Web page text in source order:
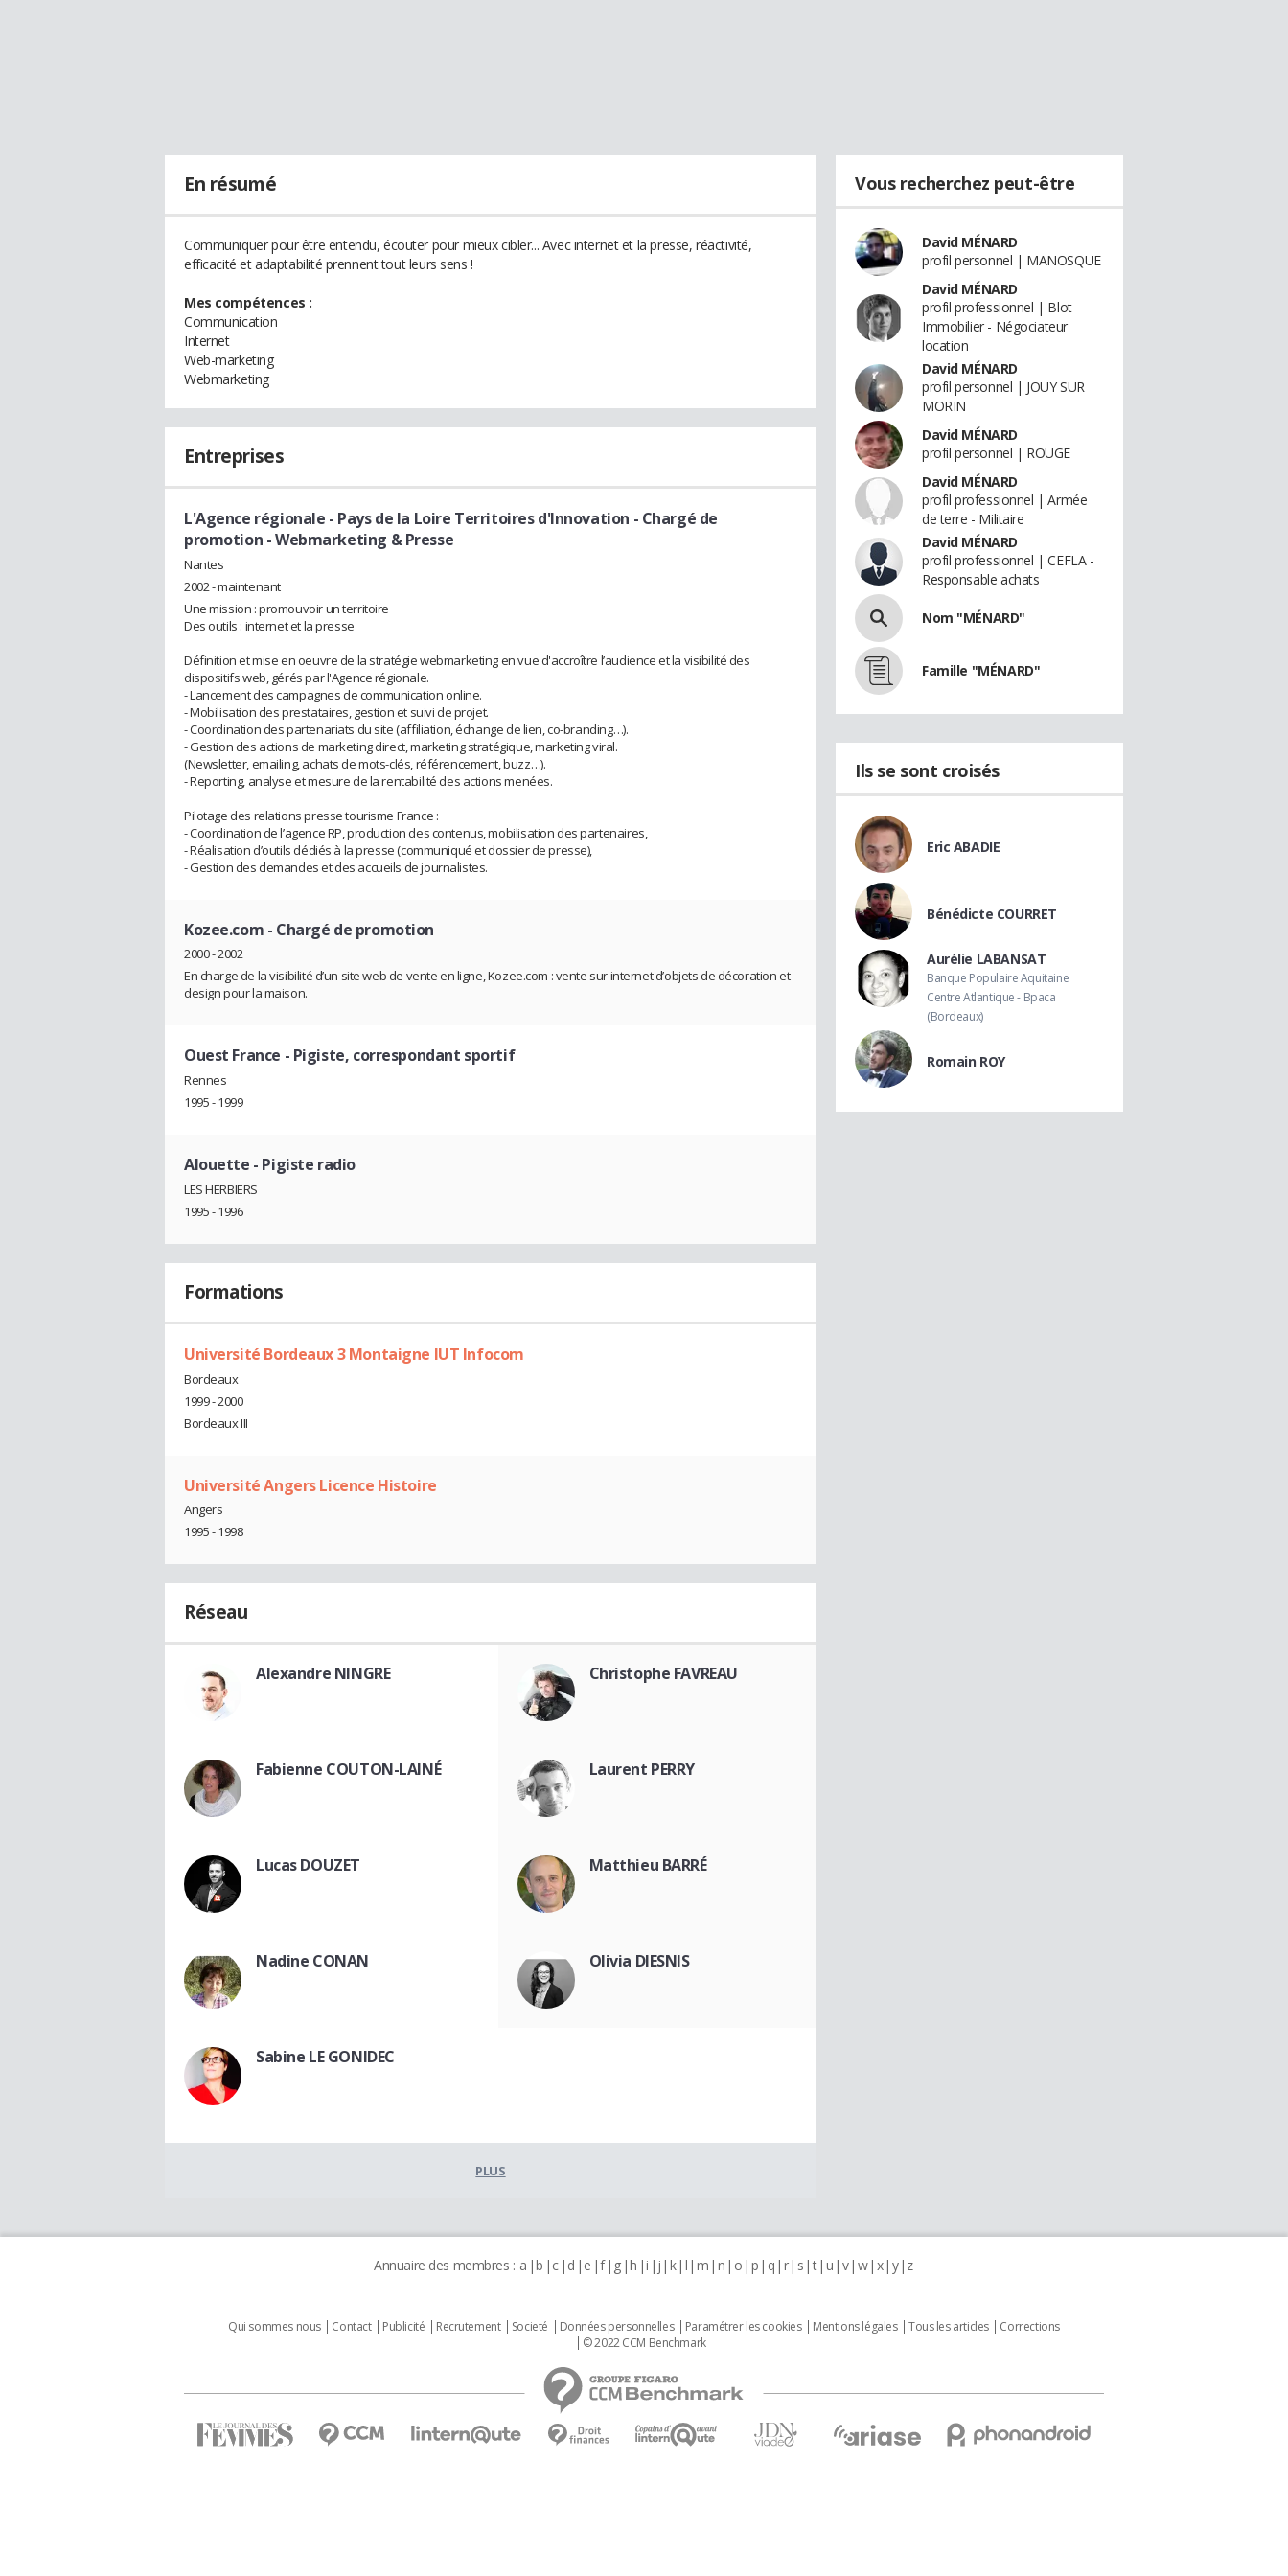
En résumé
Communiquer pour être entendu, écouter pour mieux cibler... Avec internet et la presse, réactivité,
efficacité et adaptabilité prennent tout leurs sens !
Mes compétences :
Communication
Internet
Web-marketing
Webmarketing
Entreprises
L'Agence régionale - Pays de la Loire Territoires d'Innovation - Chargé de
promotion - Webmarketing & Presse
Nantes
2002 - maintenant
Une mission : promouvoir un territoire
Des outils : internet et la presse
Définition et mise en oeuvre de la stratégie webmarketing en vue d'accroître l’audience et la visibilité des
dispositifs web, gérés par l'Agence régionale.
- Lancement des campagnes de communication online.
- Mobilisation des prestataires, gestion et suivi de projet.
- Coordination des partenariats du site (affiliation, échange de lien, co-branding…).
- Gestion des actions de marketing direct, marketing stratégique, marketing viral.
(Newsletter, emailing, achats de mots-clés, référencement, buzz…).
- Reporting, analyse et mesure de la rentabilité des actions menées.
Pilotage des relations presse tourisme France :
- Coordination de l’agence RP, production des contenus, mobilisation des partenaires,
- Réalisation d’outils dédiés à la presse (communiqué et dossier de presse),
- Gestion des demandes et des accueils de journalistes.
Kozee.com - Chargé de promotion
2000 - 2002
En charge de la visibilité d’un site web de vente en ligne, Kozee.com : vente sur internet d’objets de décoration et
design pour la maison.
Ouest France - Pigiste, correspondant sportif
Rennes
1995 - 1999
Alouette - Pigiste radio
LES HERBIERS
1995 - 1996
Formations
Université Bordeaux 3 Montaigne IUT Infocom
Bordeaux
1999 - 2000
Bordeaux III
Université Angers Licence Histoire
Angers
1995 - 1998
Réseau
Alexandre NINGRE Christophe FAVREAU
Fabienne COUTON-LAINÉ Laurent PERRY
Lucas DOUZET Matthieu BARRÉ
Nadine CONAN Olivia DIESNIS
Sabine LE GONIDEC
PLUS
Vous recherchez peut-être
David MÉNARD
profil personnel | MANOSQUE
David MÉNARD
profil professionnel | Blot
Immobilier - Négociateur
location
David MÉNARD
profil personnel | JOUY SUR
MORIN
David MÉNARD
profil personnel | ROUGE
David MÉNARD
profil professionnel | Armée
de terre - Militaire
David MÉNARD
profil professionnel | CEFLA -
Responsable achats
Nom "MÉNARD"
Famille "MÉNARD"
Ils se sont croisés
Eric ABADIE
Bénédicte COURRET
Aurélie LABANSAT
Banque Populaire Aquitaine
Centre Atlantique - Bpaca
(Bordeaux)
Romain ROY
Annuaire des membres : a b c d e f g h i j k l m n o p q r s t u v w x y z
Qui sommes nous Contact Publicité Recrutement Societé Données personnelles Paramétrer les cookies Mentions légales Tous les articles
Corrections
© 2022 CCM Benchmark